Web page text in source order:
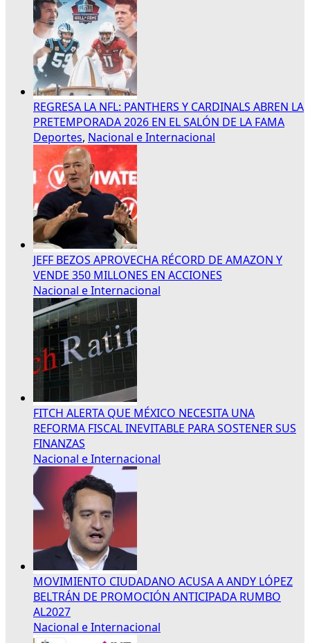
REGRESA LA NFL: PANTHERS Y CARDINALS ABREN LA
PRETEMPORADA 2026 EN EL SALÓN DE LA FAMA
Deportes, Nacional e Internacional
JEFF BEZOS APROVECHA RÉCORD DE AMAZON Y
VENDE 350 MILLONES EN ACCIONES
Nacional e Internacional
FITCH ALERTA QUE MÉXICO NECESITA UNA
REFORMA FISCAL INEVITABLE PARA SOSTENER SUS
FINANZAS
Nacional e Internacional
MOVIMIENTO CIUDADANO ACUSA A ANDY LÓPEZ
BELTRÁN DE PROMOCIÓN ANTICIPADA RUMBO
AL2027
Nacional e Internacional